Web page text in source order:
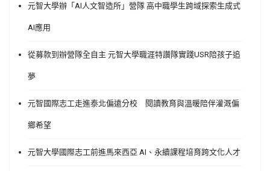
元智大學辦「AI人文智造所」營隊 高中職學生跨域探索生成式
AI應用
從募款到辦營隊全自主 元智大學職涯特讚隊實踐USR陪孩子追
夢
元智國際志工走進泰北偏遠分校 閱讀教育與溫暖陪伴灌溉偏
鄉希望
元智大學國際志工前進馬來西亞 AI、永續課程培育跨文化人才